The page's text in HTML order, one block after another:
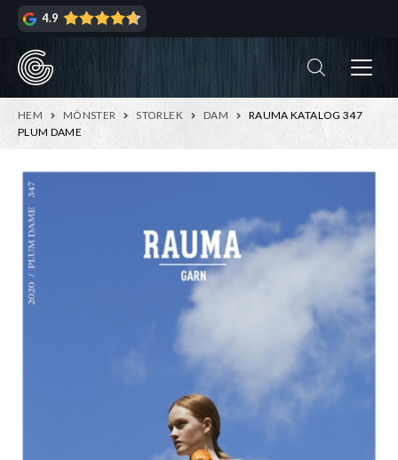
Hoppa
navigering
Hoppa
innehåll
4.9
HEM MÖNSTER STORLEK DAM
RAUMA KATALOG 347
PLUM DAME